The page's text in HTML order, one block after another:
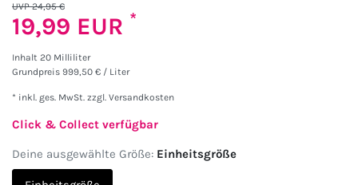
UVP 24,95 €
19,99 EUR *
Inhalt 20 Milliliter
Grundpreis 999,50 € / Liter
* inkl. ges. MwSt. zzgl. Versandkosten
Click & Collect verfügbar
Deine ausgewählte Größe: Einheitsgröße